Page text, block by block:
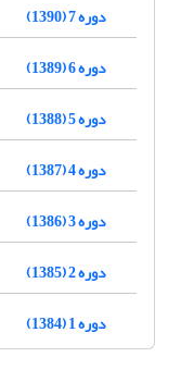
دوره 7 (1390)
دوره 6 (1389)
دوره 5 (1388)
دوره 4 (1387)
دوره 3 (1386)
دوره 2 (1385)
دوره 1 (1384)